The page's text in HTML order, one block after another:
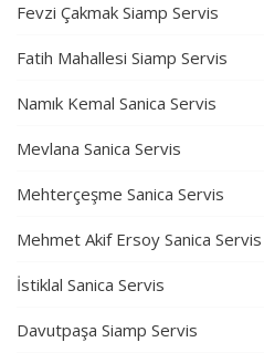
Fevzi Çakmak Siamp Servis
Fatih Mahallesi Siamp Servis
Namık Kemal Sanica Servis
Mevlana Sanica Servis
Mehterçeşme Sanica Servis
Mehmet Akif Ersoy Sanica Servis
İstiklal Sanica Servis
Davutpaşa Siamp Servis